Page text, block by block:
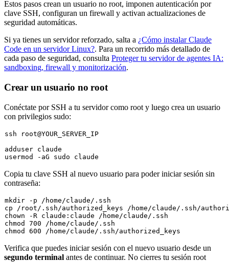
Estos pasos crean un usuario no root, imponen autenticación por
clave SSH, configuran un firewall y activan actualizaciones de
seguridad automáticas.
Si ya tienes un servidor reforzado, salta a ¿Cómo instalar Claude
Code en un servidor Linux?. Para un recorrido más detallado de
cada paso de seguridad, consulta Proteger tu servidor de agentes IA:
sandboxing, firewall y monitorización.
Crear un usuario no root
Conéctate por SSH a tu servidor como root y luego crea un usuario
con privilegios sudo:
adduser claude
usermod -aG sudo
Copia tu clave SSH al nuevo usuario para poder iniciar sesión sin
contraseña:
mkdir
cp
chown
chmod
chmod
Verifica que puedes iniciar sesión con el nuevo usuario desde un
segundo terminal antes de continuar. No cierres tu sesión root